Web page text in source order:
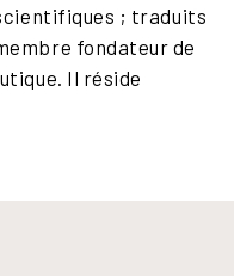
; traduits
fondateur de
Il réside